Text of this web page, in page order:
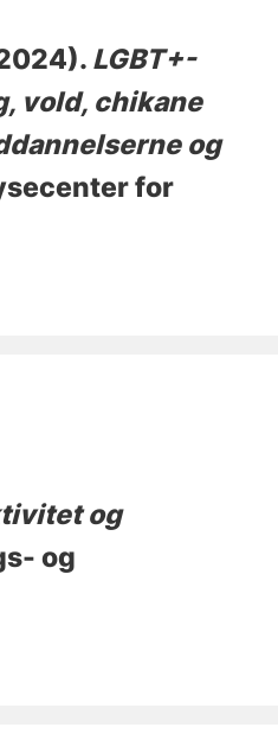
LGBT+-
vold, chikane
og
for
og
og